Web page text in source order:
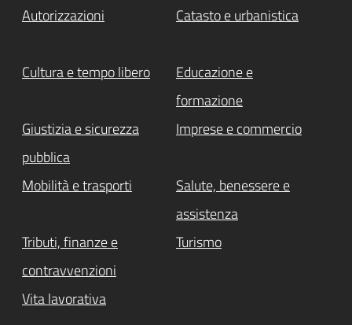
Autorizzazioni Catasto e urbanistica
Cultura e tempo libero
Educazione e
formazione
Giustizia e sicurezza
pubblica
Imprese e commercio
Mobilità e trasporti
Salute, benessere e
assistenza
Tributi, finanze e
contravvenzioni
Turismo
Vita lavorativa